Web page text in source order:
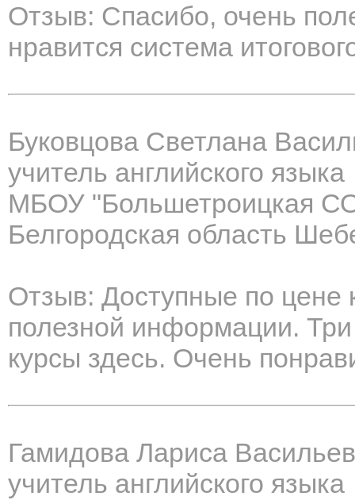
Отзыв: Спасибо, очень
нравится система
Буковцова Светлана
учитель английского языка
МБОУ "Большетроицкая
Белгородская область
Отзыв: Доступные по цене
полезной информации.
курсы здесь. Очень
Гамидова Лариса
учитель английского языка